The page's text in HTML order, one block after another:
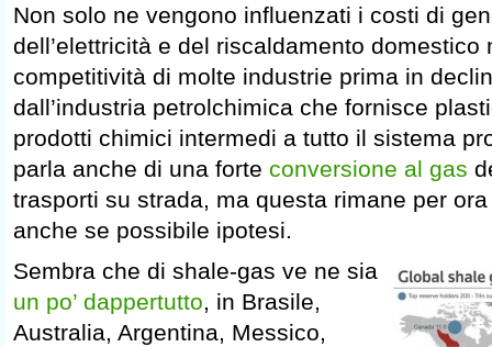
Non solo ne vengono influenzati i costi di
dell’elettricità e del riscaldamento domestico
competitività di molte industrie prima in
dall’industria petrolchimica che fornisce
prodotti chimici intermedi a tutto il sistema
parla anche di una forte conversione al gas
trasporti su strada, ma questa rimane per
anche se possibile ipotesi.
Sembra che di shale-gas ve ne sia
un po’ dappertutto, in Brasile,
Australia, Argentina, Messico,